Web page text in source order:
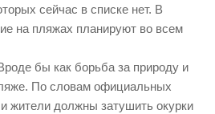
сейчас в списке нет. В
на пляжах планируют во всем
бы как борьба за природу и
По словам официальных
жители должны затушить окурки